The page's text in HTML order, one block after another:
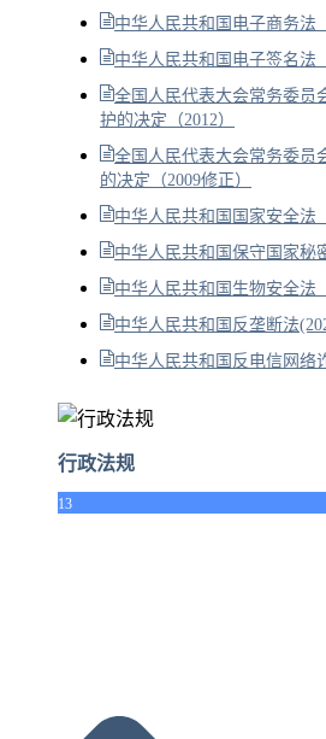
中华人民共和国电子商务法
中华人民共和国电子签名法
全国人民代表大会常务委员
护的决定（2012）
全国人民代表大会常务委员
的决定（2009修正）
中华人民共和国国家安全法
中华人民共和国保守国家秘
中华人民共和国生物安全法
中华人民共和国反垄断法
中华人民共和国反电信网络
行政法规
13